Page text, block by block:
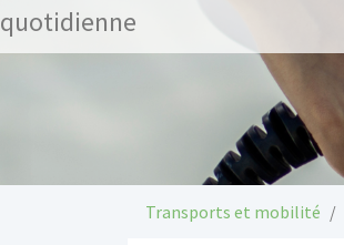
quotidienne
Transports et mobilité